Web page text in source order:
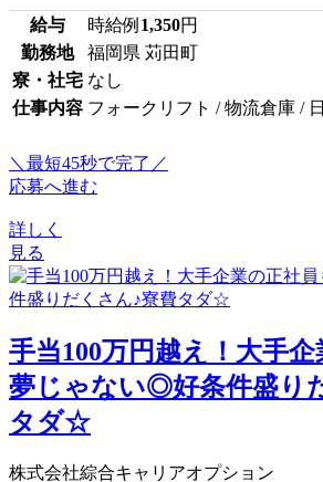
給与 時給例 1,350円
勤務地
福岡県 苅田町
寮・社宅 なし
仕事内容 フォークリフト / 物流倉庫 /
＼最短45秒で完了／
応募へ進む
詳しく
見る
手当100万円越え！大手
夢じゃない◎好条件盛り
タダ☆
株式会社綜合キャリアオプション